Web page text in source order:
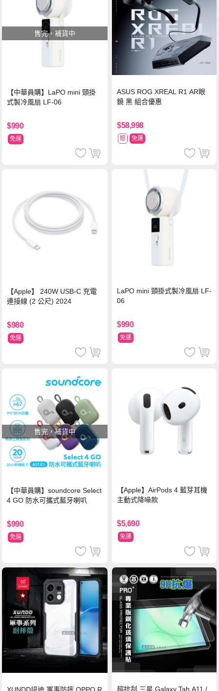
售完，補貨中
【中華員購】LaPO mini 頸掛
式製冷風扇 LF-06
$990
免運
ASUS ROG XREAL R1 AR眼
鏡 黑 組合優惠
$58,998
贈 免運
【Apple】 240W USB-C 充電
連接線 (2 公尺) 2024
$980
免運
LaPO mini 頸掛式製冷風扇 LF-
06
$990
免運
售完，補貨中
【中華員購】soundcore Select
4 GO 防水可攜式藍牙喇叭
$990
免運
【Apple】AirPods 4 藍芽耳機
主動式降噪款
$5,690
免運
超抗刮 三星 Galaxy Tab A11 /